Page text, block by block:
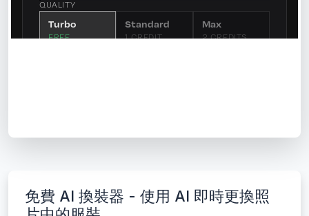
免費 AI 換裝器 - 使用 AI 即時更換照